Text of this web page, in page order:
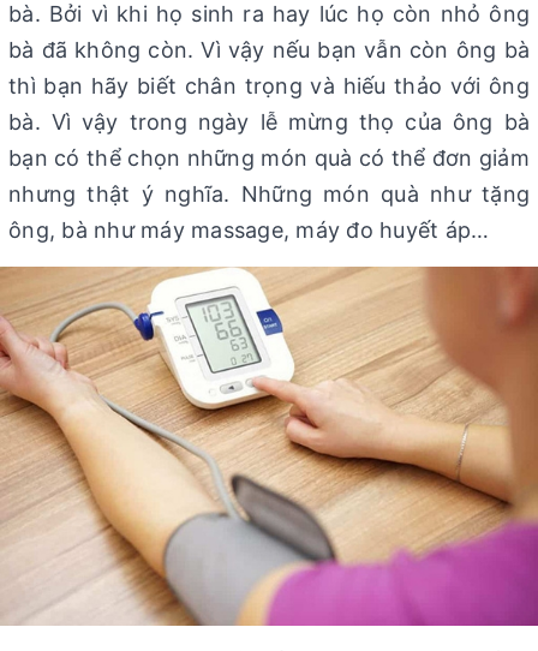
bà. Bởi vì khi họ sinh ra hay lúc họ còn nhỏ ông
bà đã không còn. Vì vậy nếu bạn vẫn còn ông bà
thì bạn hãy biết chân trọng và hiếu thảo với ông
bà. Vì vậy trong ngày lễ mừng thọ của ông bà
bạn có thể chọn những món quà có thể đơn giảm
nhưng thật ý nghĩa. Những món quà như tặng
ông, bà như máy massage, máy đo huyết áp…